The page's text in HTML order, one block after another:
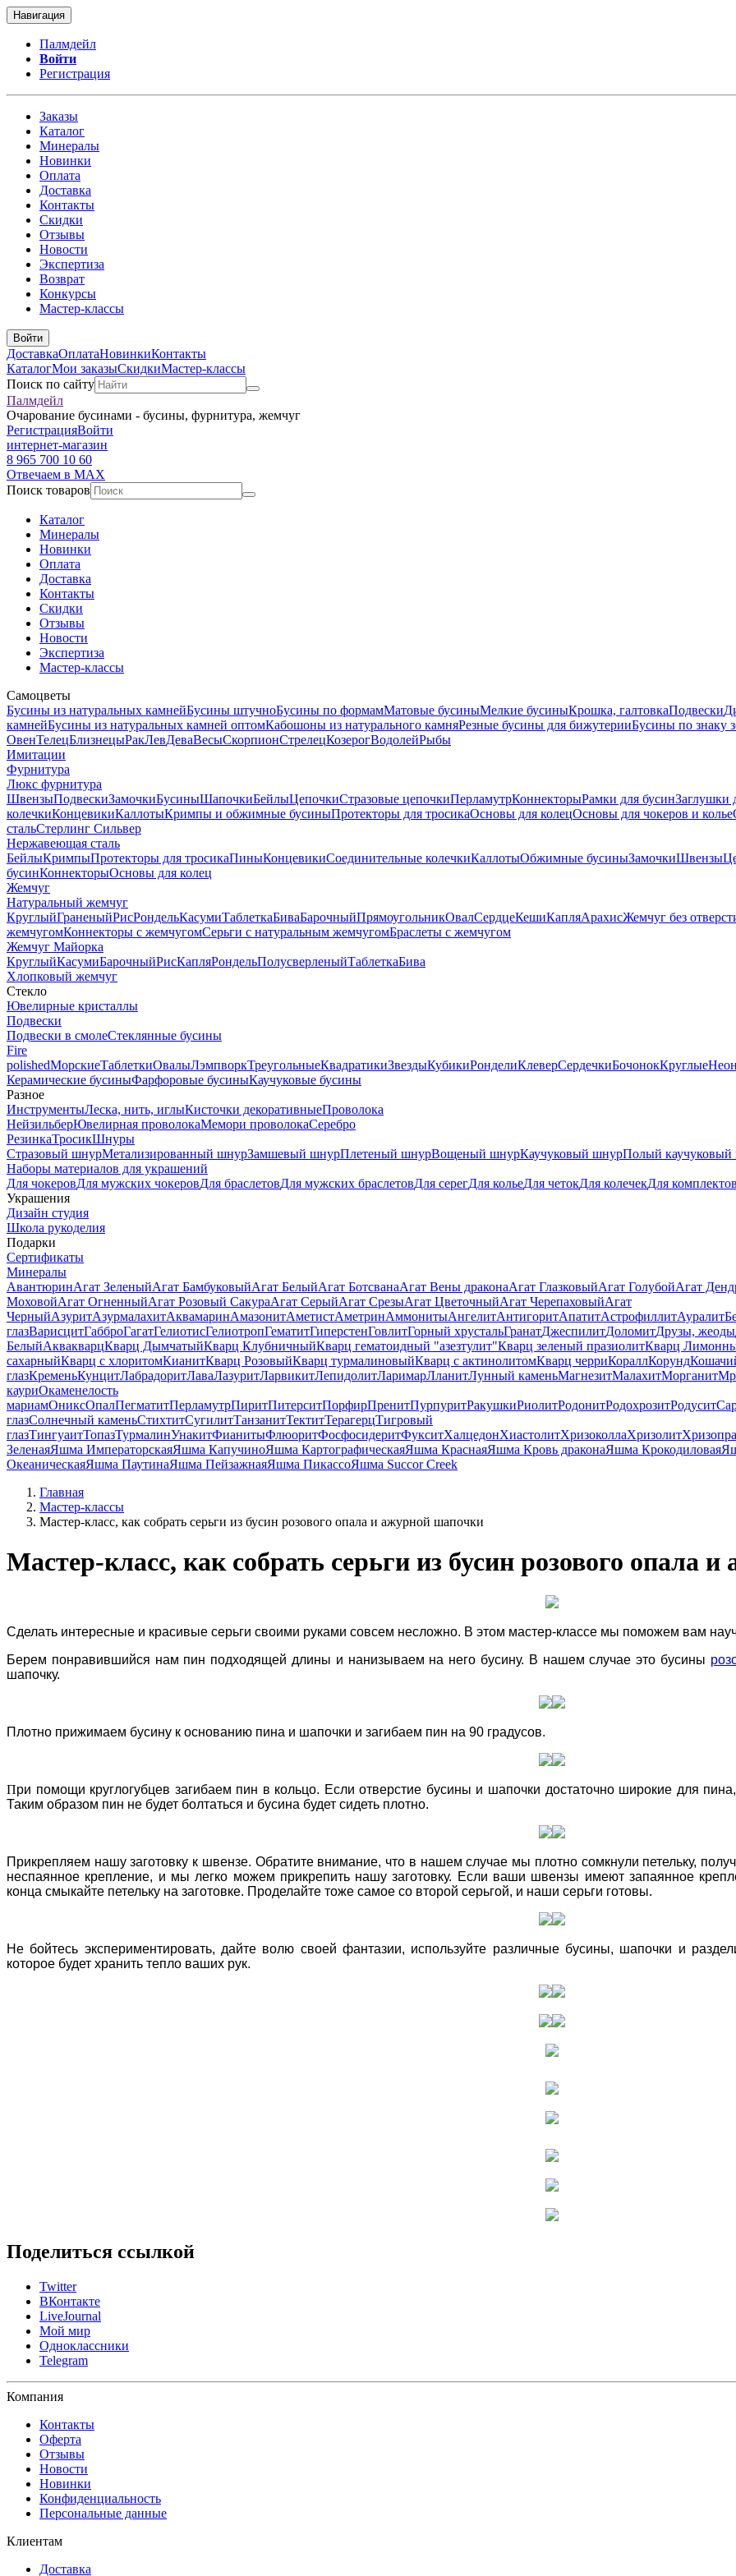
Навигация
Палмдейл
Войти
Регистрация
Заказы
Каталог
Минералы
Новинки
Оплата
Доставка
Контакты
Скидки
Отзывы
Новости
Экспертиза
Возврат
Конкурсы
Мастер-классы
Войти
ДоставкаОплатаНовинкиКонтакты
КаталогМои заказыСкидкиМастер-классы
Поиск по сайту
Палмдейл
Очарование бусинами - бусины, фурнитура, жемчуг
РегистрацияВойти
интернет-магазин
8 965 700 10 60
Отвечаем в MAX
Поиск товаров
Каталог
Минералы
Новинки
Оплата
Доставка
Контакты
Скидки
Отзывы
Новости
Экспертиза
Мастер-классы
Самоцветы
Бусины из натуральных камнейБусины штучноБусины по формамМатовые бусиныМелкие бусиныКрошка, галтовкаПодвески
камнейБусины из натуральных камней оптомКабошоны из натурального камняРезные бусины для бижутерииБусины по знаку
ОвенТелецБлизнецыРакЛевДеваВесыСкорпионСтрелецКозерогВодолейРыбы
Имитации
Фурнитура
Люкс фурнитура
ШвензыПодвескиЗамочкиБусиныШапочкиБейлыЦепочкиСтразовые цепочкиПерламутрКоннекторыРамки для бусинЗаглушки
колечкиКонцевикиКаллотыКримпы и обжимные бусиныПротекторы для тросикаОсновы для колецОсновы для чокеров и колье
стальСтерлинг Сильвер
Нержавеющая сталь
БейлыКримпыПротекторы для тросикаПиныКонцевикиСоединительные колечкиКаллотыОбжимные бусиныЗамочкиШвензы
бусинКоннекторыОсновы для колец
Жемчуг
Натуральный жемчуг
КруглыйГраненыйРисРондельКасумиТаблеткаБиваБарочныйПрямоугольникОвалСердцеКешиКапляАрахисЖемчуг без
жемчугомКоннекторы с жемчугомСерьги с натуральным жемчугомБраслеты с жемчугом
Жемчуг Майорка
КруглыйКасумиБарочныйРисКапляРондельПолусверленыйТаблеткаБива
Хлопковый жемчуг
Стекло
Ювелирные кристаллы
Подвески
Подвески в смолеСтеклянные бусины
Fire
polishedМорскиеТаблеткиОвалыЛэмпворкТреугольныеКвадратикиЗвездыКубикиРонделиКлеверСердечкиБочонокКруглые
Керамические бусиныФарфоровые бусиныКаучуковые бусины
Разное
ИнструментыЛеска, нить, иглыКисточки декоративныеПроволока
НейзильберЮвелирная проволокаМемори проволокаСеребро
РезинкаТросикШнуры
Стразовый шнурМетализированный шнурЗамшевый шнурПлетеный шнурВощеный шнурКаучуковый шнурПолый
Наборы материалов для украшений
Для чокеровДля мужских чокеровДля браслетовДля мужских браслетовДля серегДля кольеДля четокДля колечекДля
Украшения
Дизайн студия
Школа рукоделия
Подарки
Сертификаты
Минералы
АвантюринАгат ЗеленыйАгат БамбуковыйАгат БелыйАгат БотсванаАгат Вены драконаАгат ГлазковыйАгат ГолубойАгат
МоховойАгат ОгненныйАгат Розовый СакураАгат СерыйАгат СрезыАгат ЦветочныйАгат ЧерепаховыйАгат
ЧерныйАзуритАзурмалахитАквамаринАмазонитАметистАметринАммонитыАнгелитАнтигоритАпатитАстрофиллитАуралит
глазВарисцитГабброГагатГелиотисГелиотропГематитГиперстенГовлитГорный хрустальГранатДжеспилитДоломитДрузы, жеоды
БелыйАквакварцКварц ДымчатыйКварц КлубничныйКварц гематоидный "азезтулит"Кварц зеленый празиолитКварц
сахарныйКварц с хлоритомКианитКварц РозовыйКварц турмалиновыйКварц с актинолитомКварц черриКораллКорунд
глазКременьКунцитЛабрадоритЛаваЛазуритЛарвикитЛепидолитЛаримарЛланитЛунный каменьМагнезитМалахитМорганит
кауриОкаменелость
мариамОниксОпалПегматитПерламутрПиритПитерситПорфирПренитПурпуритРакушкиРиолитРодонитРодохрозитРодусит
глазСолнечный каменьСтихтитСугилитТанзанитТектитТерагерцТигровый
глазТингуаитТопазТурмалинУнакитФианитыФлюоритФосфосидеритФукситХалцедонХиастолитХризоколлаХризолит
ЗеленаяЯшма ИмператорскаяЯшма КапучиноЯшма КартографическаяЯшма КраснаяЯшма Кровь драконаЯшма Крокодиловая
ОкеаническаяЯшма ПаутинаЯшма ПейзажнаяЯшма ПикассоЯшма Succor Creek
Главная
Мастер-классы
Мастер-класс, как собрать серьги из бусин розового опала и ажурной шапочки
Мастер-класс, как собрать серьги из бусин розового опала
Сделать интересные и красивые серьги своими руками совсем несложно. В этом мастер-классе мы поможем вам
Берем понравившийся нам пин подходящей длины и нанизываем на него бусину. В нашем случае это бусины
шапочку.
Плотно прижимаем бусину к основанию пина и шапочки и загибаем пин на 90 градусов.
При помощи круглогубцев загибаем пин в кольцо. Если отверстие бусины и шапочки достаточно широкие для
Таким образом пин не будет болтаться и бусина будет сидеть плотно.
Прикрепляем нашу заготовку к швензе. Обратите внимание, что в нашем случае мы плотно сомкнули петельку,
неспаянное крепление, и мы легко можем прикрепить нашу заготовку. Если ваши швензы имеют запаянное
конца смыкайте петельку на заготовке. Проделайте тоже самое со второй серьгой, и наши серьги готовы.
Не бойтесь экспериментировать, дайте волю своей фантазии, используйте различные бусины, шапочки и
которое будет хранить тепло ваших рук.
Поделиться ссылкой
Twitter
ВКонтакте
LiveJournal
Мой мир
Одноклассники
Telegram
Компания
Контакты
Оферта
Отзывы
Новости
Новинки
Конфиденциальность
Персональные данные
Клиентам
Доставка